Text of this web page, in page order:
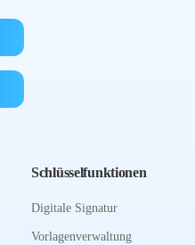
Schlüsselfunktionen
Digitale Signatur
Vorlagenverwaltung